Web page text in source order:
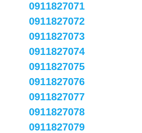
0911827071
0911827072
0911827073
0911827074
0911827075
0911827076
0911827077
0911827078
0911827079